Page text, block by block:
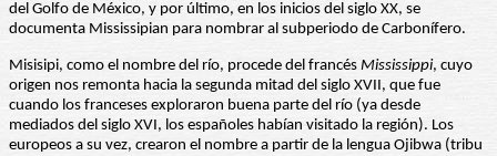
del Golfo de México, y por último, en los inicios del siglo XX, se
documenta Mississipian para nombrar al subperiodo de Carbonífero.
Misisipi, como el nombre del río, procede del francés Mississippi, cuyo
origen nos remonta hacia la segunda mitad del siglo XVII, que fue
cuando los franceses exploraron buena parte del río (ya desde
mediados del siglo XVI, los españoles habían visitado la región). Los
europeos a su vez, crearon el nombre a partir de la lengua Ojibwa (tribu